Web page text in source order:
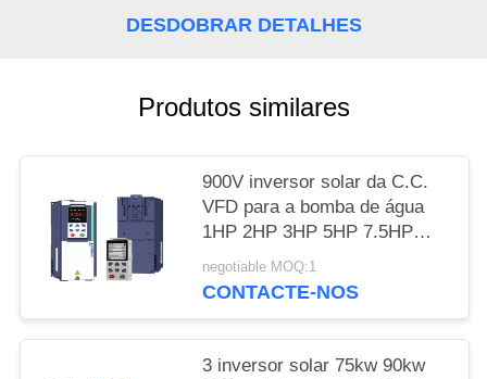
DESDOBRAR DETALHES
Produtos similares
900V inversor solar da C.C.
VFD para a bomba de água
1HP 2HP 3HP 5HP 7.5HP
10HP
negotiable MOQ:1
CONTACTE-NOS
3 inversor solar 75kw 90kw